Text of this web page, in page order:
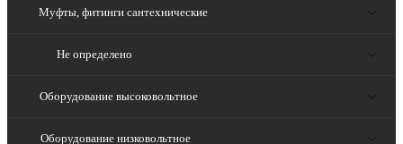
Муфты, фитинги сантехнические
Не определено
Оборудование высоковольтное
Оборудование низковольтное